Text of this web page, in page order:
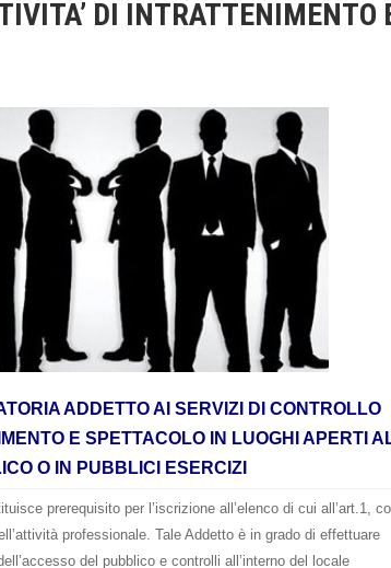
DI INTRATTENIMENTO
ADDETTO AI SERVIZI DI CONTROLLO
E SPETTACOLO IN LUOGHI APERTI
O IN PUBBLICI ESERCIZI
prerequisito per l’iscrizione all’elenco di cui all’art.1,
professionale. Tale Addetto è in grado di effettuare
del pubblico e controlli all’interno del locale